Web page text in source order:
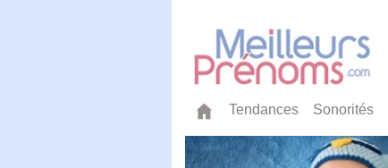
Tendances Sonorités